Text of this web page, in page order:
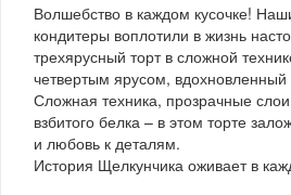
Волшебство в каждом кусочке!
кондитеры воплотили в жизнь
трехярусный торт в сложной
четвертым ярусом,
Сложная техника, прозрачные
взбитого белка – в этом торте
и любовь к деталям.
История Щелкунчика оживает в